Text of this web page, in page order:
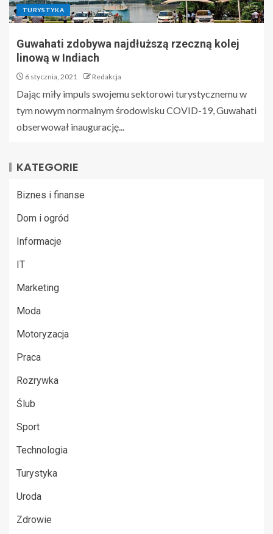
TURYSTYKA
Guwahati zdobywa najdłuższą rzeczną kolej
linową w Indiach
6 stycznia, 2021 Redakcja
Dając miły impuls swojemu sektorowi turystycznemu w
tym nowym normalnym środowisku COVID-19, Guwahati
obserwował inaugurację...
KATEGORIE
Biznes i finanse
Dom i ogród
Informacje
IT
Marketing
Moda
Motoryzacja
Praca
Rozrywka
Ślub
Sport
Technologia
Turystyka
Uroda
Zdrowie